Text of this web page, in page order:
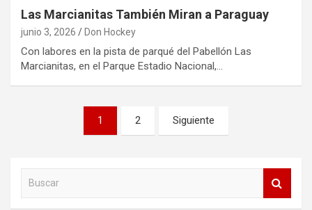
Las Marcianitas También Miran a Paraguay
junio 3, 2026 Don Hockey
Con labores en la pista de parqué del Pabellón Las
Marcianitas, en el Parque Estadio Nacional,…
1 2 Siguiente